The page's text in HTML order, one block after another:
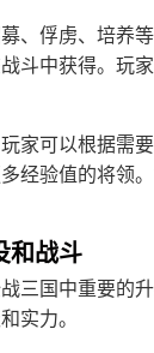
、俘虏、培养
斗中获得。玩
家可以根据需
经验值的将领
和战斗
三国中重要的
实力。